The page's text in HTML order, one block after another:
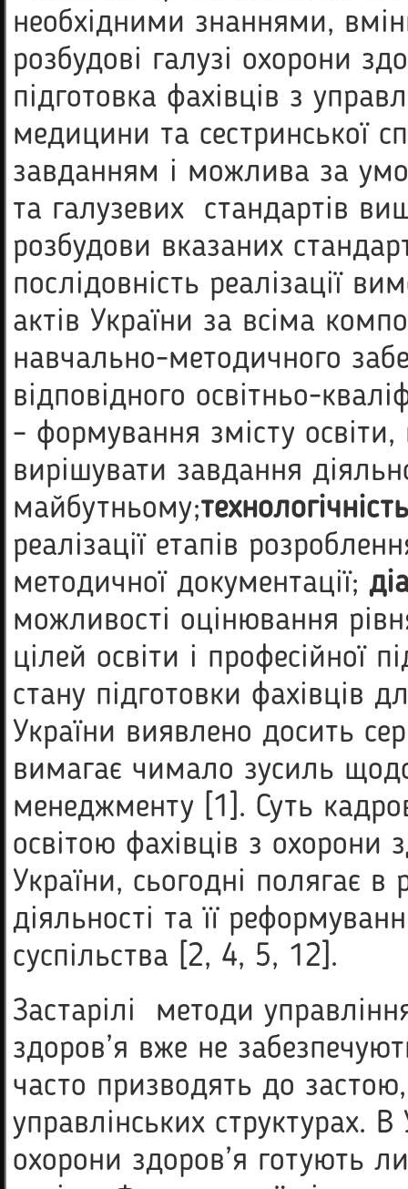
необхідними знаннями,
розбудові галузі охорони
підготовка фахівців з
медицини та сестринської
завданням і можлива за
та галузевих стандартів
розбудови вказаних
послідовність реалізації
актів України за всіма
навчально-методичного
відповідного освітньо-
– формування змісту
вирішувати завдання
майбутньому;
реалізації етапів
методичної документації;
можливості оцінювання
цілей освіти і професійної
стану підготовки фахівців
України виявлено досить
вимагає чимало зусиль
менеджменту [1]. Суть
освітою фахівців з охорони
України, сьогодні полягає в
діяльності та її
суспільства [2, 4, 5, 12].
Застарілі методи
здоров’я вже не
часто призводять до
управлінських структурах. В
охорони здоров’я готують